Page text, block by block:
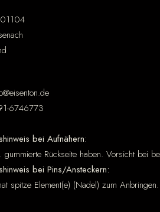
6746773
bei Aufnähern:
Rückseite haben. Vorsicht bei
bei Pins/Ansteckern:
spitze Element(e) (Nadel) zum Anbringen.